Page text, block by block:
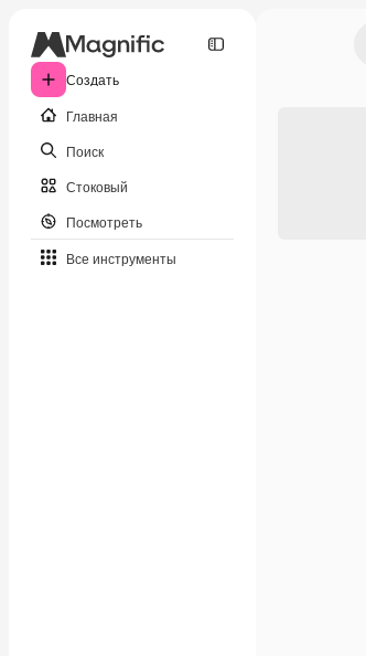
Создать
Главная
Поиск
Стоковый
Посмотреть
Все инструменты